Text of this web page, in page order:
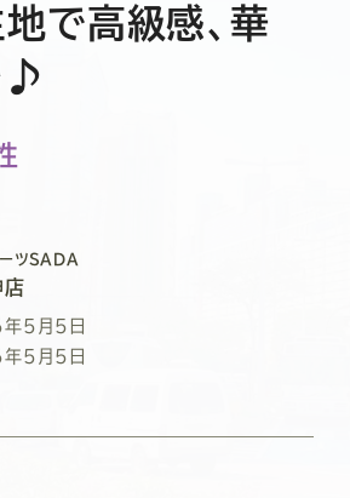
で高級感、華
♪
ツSADA
店
5月5日
5月5日